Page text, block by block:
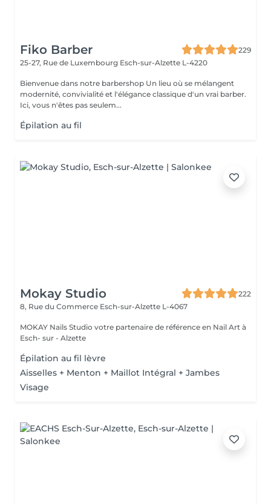
Fiko Barber
229
25-27, Rue de Luxembourg Esch-sur-Alzette L-4220
Bienvenue dans notre barbershop Un lieu où se mélangent
modernité, convivialité et l'élégance classique d'un vrai barber.
Ici, vous n'êtes pas seulem...
Épilation au fil
Mokay Studio
222
8, Rue du Commerce Esch-sur-Alzette L-4067
MOKAY Nails Studio votre partenaire de référence en Nail Art à
Esch- sur - Alzette
Épilation au fil lèvre
Aisselles + Menton + Maillot Intégral + Jambes
Visage